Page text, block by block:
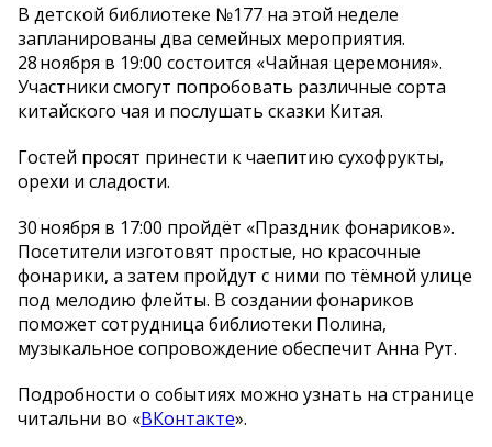
В детской библиотеке №177 на этой неделе
запланированы два семейных мероприятия.
28 ноября в 19:00 состоится «Чайная церемония».
Участники смогут попробовать различные сорта
китайского чая и послушать сказки Китая.
Гостей просят принести к чаепитию сухофрукты,
орехи и сладости.
30 ноября в 17:00 пройдёт «Праздник фонариков».
Посетители изготовят простые, но красочные
фонарики, а затем пройдут с ними по тёмной улице
под мелодию флейты. В создании фонариков
поможет сотрудница библиотеки Полина,
музыкальное сопровождение обеспечит Анна Рут.
Подробности о событиях можно узнать на странице
читальни во «ВКонтакте».